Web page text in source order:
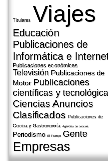
Titulares Viajes
Educación
Publicaciones de
Informática e
Publicaciones económicas
Televisión Publicaciones de
Motor Publicaciones
cientí­ficas y
CienciasAnuncios
Clasificados Publicaciones de
Cocina y Gastronomí­a
Agencias de noticias
Periodismo El Tiempo Gente
Empresas